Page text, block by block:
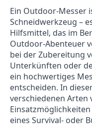
Ein Outdoor-Messer
Schneidwerkzeug –
Hilfsmittel, das im
Outdoor-Abenteuer
bei der Zubereitung
Unterkünften oder
ein hochwertiges
entscheiden. In
verschiedenen Arten
eines Survival- oder